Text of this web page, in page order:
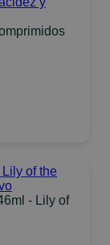
- Lily of